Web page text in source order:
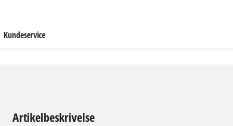
Kundeservice
Artikelbeskrivelse